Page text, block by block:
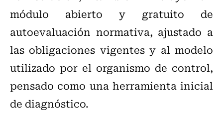
módulo abierto y gratuito de
autoevaluación normativa, ajustado a
las obligaciones vigentes y al modelo
utilizado por el organismo de control,
pensado como una herramienta inicial
de diagnóstico.